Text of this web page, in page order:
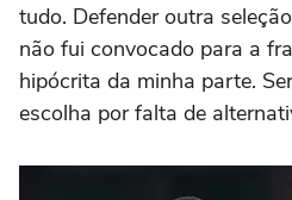
tudo. Defender outra
não fui convocado para a
hipócrita ‌da minha parte.
escolha por falta de